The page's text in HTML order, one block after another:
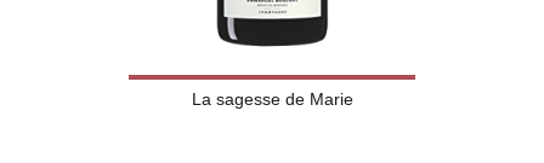
La sagesse de Marie